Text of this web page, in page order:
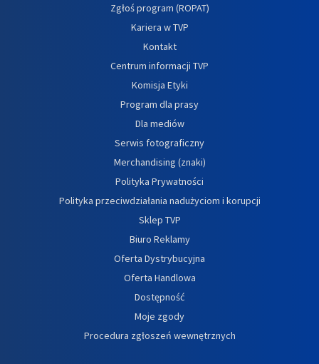
Zgłoś program (ROPAT)
Kariera w TVP
Kontakt
Centrum informacji TVP
Komisja Etyki
Program dla prasy
Dla mediów
Serwis fotograficzny
Merchandising (znaki)
Polityka Prywatności
Polityka przeciwdziałania nadużyciom i korupcji
Sklep TVP
Biuro Reklamy
Oferta Dystrybucyjna
Oferta Handlowa
Dostępność
Moje zgody
Procedura zgłoszeń wewnętrznych